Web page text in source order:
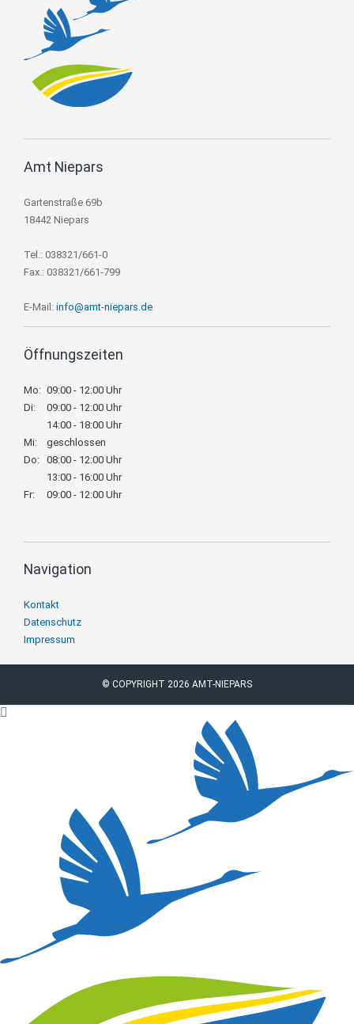
Amt Niepars
Gartenstraße 69b
18442 Niepars
Tel.: 038321/661-0
Fax.: 038321/661-799
E-Mail: info@amt-niepars.de
Öffnungszeiten
Mo: 09:00 - 12:00 Uhr
Di:
09:00 - 12:00 Uhr
14:00 - 18:00 Uhr
Mi:
geschlossen
Do: 08:00 - 12:00 Uhr
13:00 - 16:00 Uhr
Fr:
09:00 - 12:00 Uhr
Navigation
Navigation
überspringen
Kontakt
Datenschutz
Impressum
© COPYRIGHT 2026 AMT-NIEPARS